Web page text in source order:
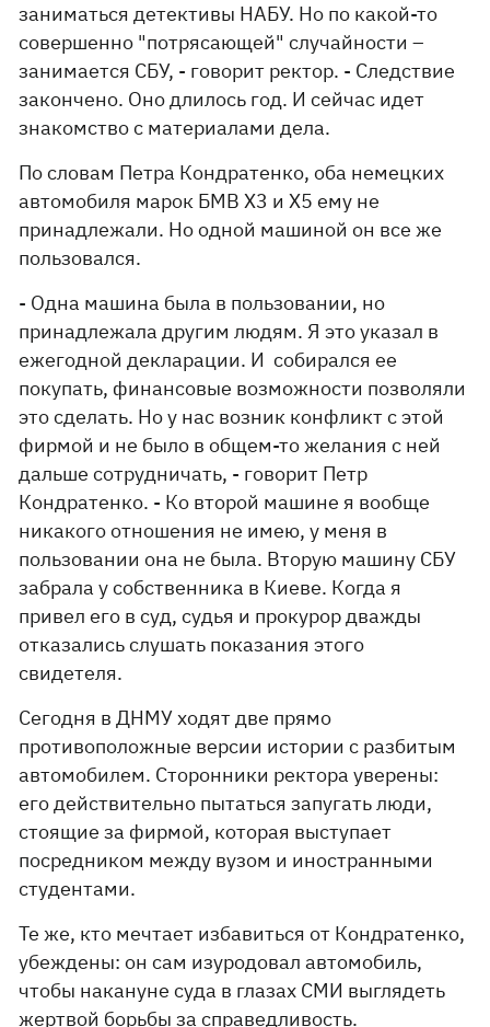
заниматься детективы НАБУ. Но по какой-то
совершенно "потрясающей" случайности –
занимается СБУ, - говорит ректор. - Следствие
закончено. Оно длилось год. И сейчас идет
знакомство с материалами дела.
По словам Петра Кондратенко, оба немецких
автомобиля марок БМВ Х3 и Х5 ему не
принадлежали. Но одной машиной он все же
пользовался.
- Одна машина была в пользовании, но
принадлежала другим людям. Я это указал в
ежегодной декларации. И собирался ее
покупать, финансовые возможности позволяли
это сделать. Но у нас возник конфликт с этой
фирмой и не было в общем-то желания с ней
дальше сотрудничать, - говорит Петр
Кондратенко. - Ко второй машине я вообще
никакого отношения не имею, у меня в
пользовании она не была. Вторую машину СБУ
забрала у собственника в Киеве. Когда я
привел его в суд, судья и прокурор дважды
отказались слушать показания этого
свидетеля.
Сегодня в ДНМУ ходят две прямо
противоположные версии истории с разбитым
автомобилем. Сторонники ректора уверены:
его действительно пытаться запугать люди,
стоящие за фирмой, которая выступает
посредником между вузом и иностранными
студентами.
Те же, кто мечтает избавиться от Кондратенко,
убеждены: он сам изуродовал автомобиль,
чтобы накануне суда в глазах СМИ выглядеть
жертвой борьбы за справедливость.